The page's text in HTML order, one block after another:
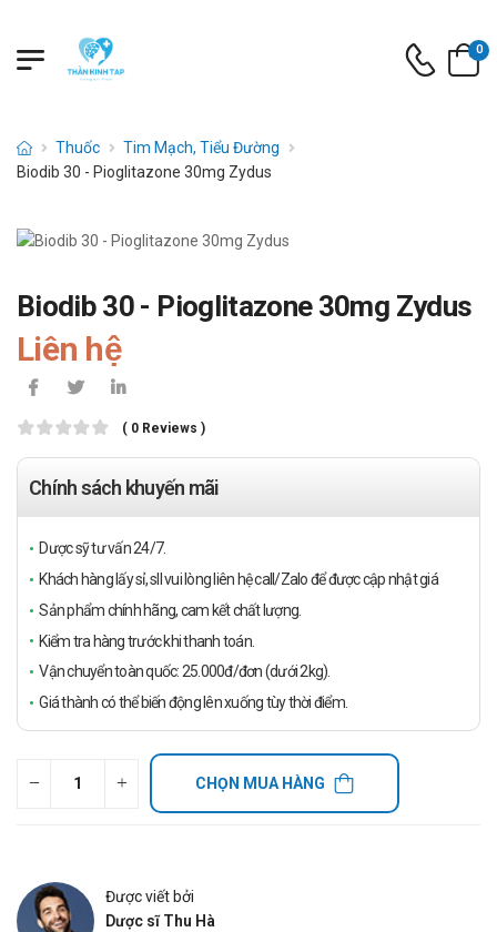
0
Thuốc
Tim Mạch, Tiểu Đường
Biodib 30 - Pioglitazone 30mg Zydus
Biodib 30 - Pioglitazone 30mg Zydus
Liên hệ
( 0 Reviews )
Chính sách khuyến mãi
Dược sỹ tư vấn 24/7.
Khách hàng lấy sỉ, sll vui lòng liên hệ call/Zalo để được cập nhật giá
Sản phẩm chính hãng, cam kết chất lượng.
Kiểm tra hàng trước khi thanh toán.
Vận chuyển toàn quốc: 25.000đ/đơn (dưới 2kg).
Giá thành có thể biến động lên xuống tùy thời điểm.
CHỌN MUA HÀNG
Được viết bởi
Dược sĩ Thu Hà